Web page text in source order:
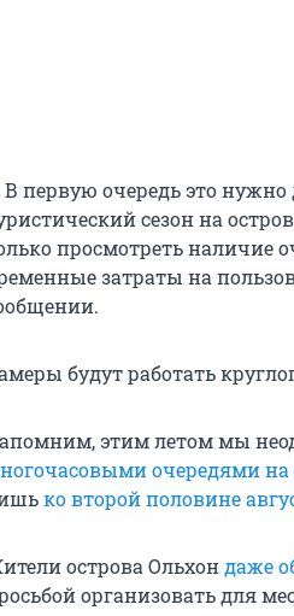
первую очередь это нужно
сезон на
просмотреть наличие
затраты на
будут работать
этим летом мы
очередями на
ко второй половине
острова Ольхондаже
организовать для